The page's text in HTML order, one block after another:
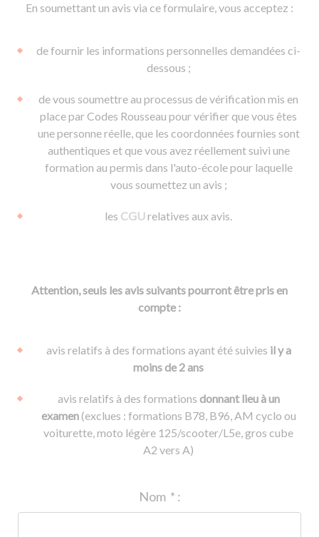
En soumettant un avis via ce formulaire, vous acceptez :
de fournir les informations personnelles demandées ci-
dessous ;
de vous soumettre au processus de vérification mis en
place par Codes Rousseau pour vérifier que vous êtes
une personne réelle, que les coordonnées fournies sont
authentiques et que vous avez réellement suivi une
formation au permis dans l'auto-école pour laquelle
vous soumettez un avis ;
les CGUrelatives aux avis.
Attention, seuls les avis suivants pourront être pris en
compte :
avis relatifs à des formations ayant été suivies il y a
moins de 2 ans
avis relatifs à des formations donnant lieu à un
examen(exclues : formations B78, B96, AM cyclo ou
voiturette, moto légère 125/scooter/L5e, gros cube
A2 vers A)
* :